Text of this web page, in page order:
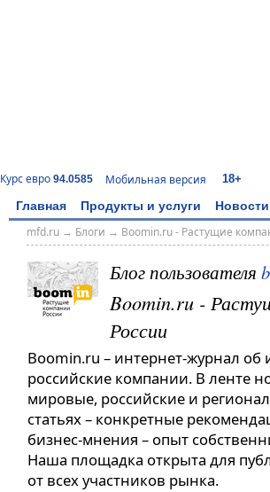
Курс евро 94.0585 Мобильная версия 18+
Главная Продукты и услуги Новости
mfd.ru→ Блоги → Boomin.ru - Растущие
Блог пользователя
Boomin.ru -
России
Boomin.ru – интернет-журнал об
российские компании. В ленте
мировые, российские и
статьях – конкретные
бизнес-мнения – опыт
Наша площадка открыта для
от всех участников рынка.